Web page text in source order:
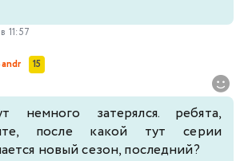
11:57
15
немного затерялся. ребята,
после какой тут серии
новый сезон, последний?